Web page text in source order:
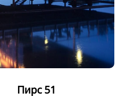
PT
TR
ZH
Пирс 51